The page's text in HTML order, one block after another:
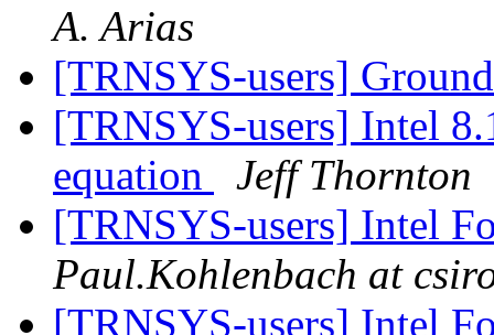
A. Arias
[TRNSYS-users]
[TRNSYS-users] Intel
equation
Jeff Thornton
[TRNSYS-users] Intel
Paul.Kohlenbach at
[TRNSYS-users] Intel